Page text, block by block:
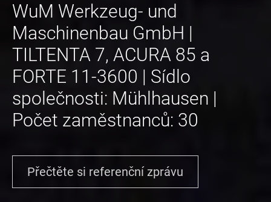
WuM Werkzeug- und
Maschinenbau GmbH |
TILTENTA 7, ACURA 85 a
FORTE 11-3600 | Sídlo
společnosti: Mühlhausen |
Počet zaměstnanců: 30
Přečtěte si referenční zprávu